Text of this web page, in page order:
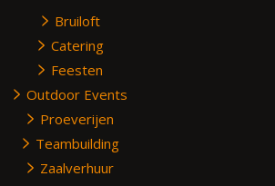
Bruiloft
Catering
Feesten
Outdoor Events
Proeverijen
Teambuilding
Zaalverhuur